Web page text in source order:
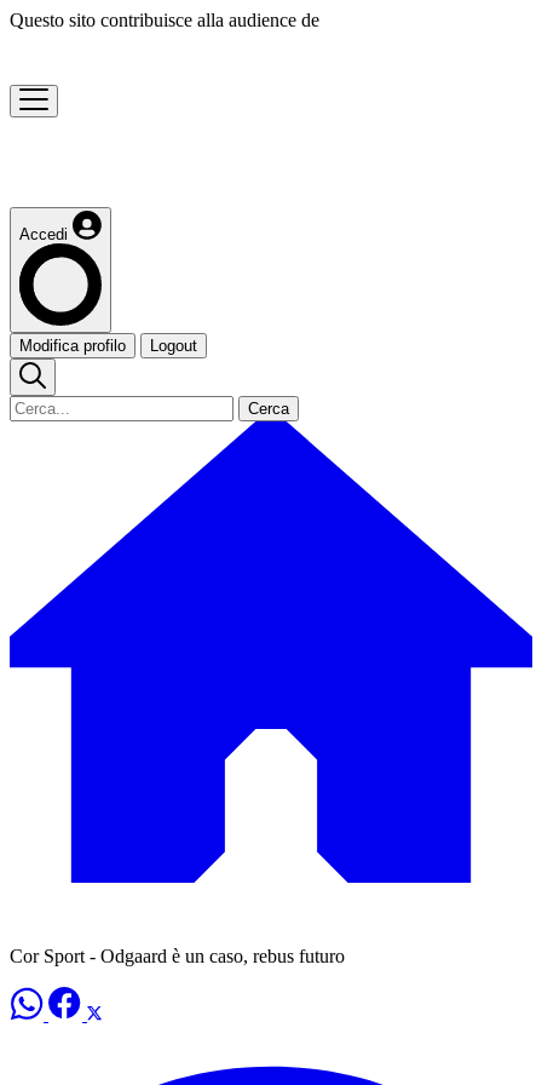
Questo sito contribuisce alla audience de
Accedi
Modifica profilo Logout
Cerca
Cor Sport - Odgaard è un caso, rebus futuro